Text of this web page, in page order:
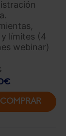
límites (4
webinar)
€
COMPRAR